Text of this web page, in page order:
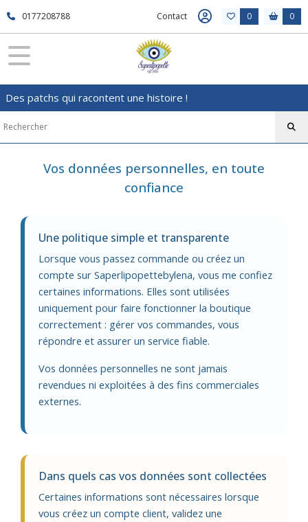
0177208788 Contact 0 0
Des patchs qui racontent une histoire !
Vos données personnelles, en toute
confiance
Une politique simple et transparente
Lorsque vous passez commande ou créez un
compte sur Saperlipopettebylena, vous me confiez
certaines informations. Elles sont utilisées
uniquement pour faire fonctionner la boutique
correctement : gérer vos commandes, vous
répondre et assurer un service fiable.
Vos données personnelles ne sont jamais
revendues ni exploitées à des fins commerciales
externes.
Dans quels cas vos données sont collectées
Certaines informations sont nécessaires lorsque
vous créez un compte client, validez une